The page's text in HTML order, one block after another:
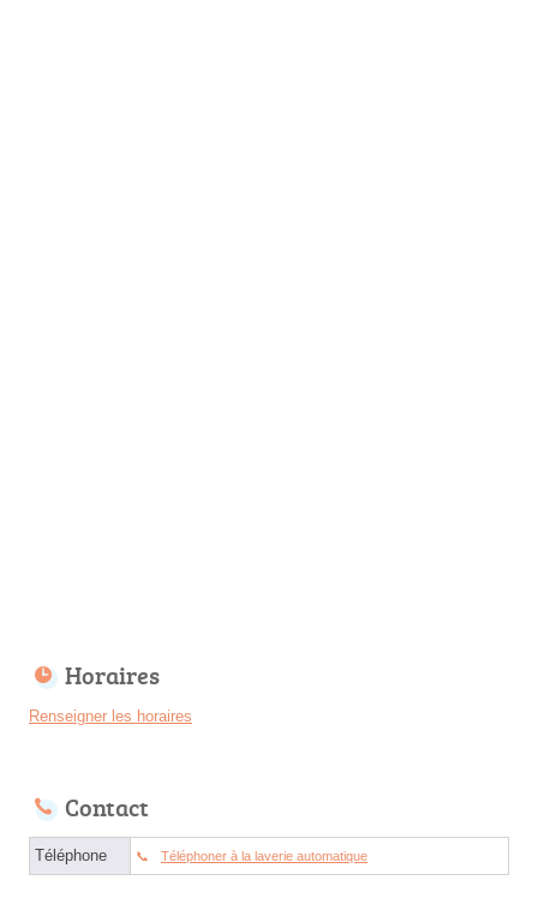
Horaires
Renseigner les horaires
Contact
Téléphone Téléphoner à la laverie automatique